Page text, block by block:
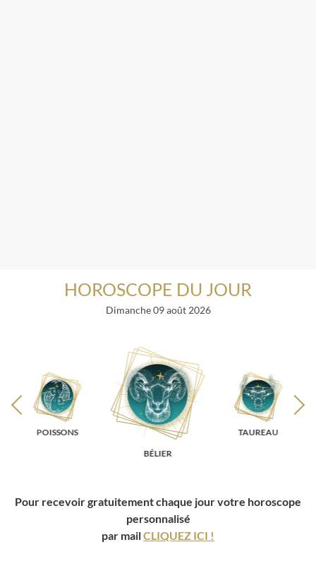
HOROSCOPE DU JOUR
dimanche 09 août 2026
POISSONS
BÉLIER
TAUREAU
Pour recevoir gratuitement chaque jour votre horoscope
personnalisé
par mailCLIQUEZ ICI !